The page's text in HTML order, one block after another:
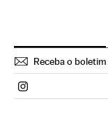
Receba o
Politica El País